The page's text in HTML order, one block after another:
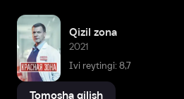
Qizil zona
2021
Ivi reytingi: 8,7
Tomosha qilish